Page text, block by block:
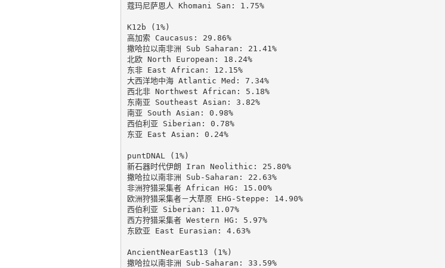
蔻玛尼萨恩人 Khomani San: 1.75%
K12b (1%)
高加索 Caucasus: 29.86%
撒哈拉以南非洲 Sub Saharan: 21.41%
北欧 North European: 18.24%
东非 East African: 12.15%
大西洋地中海 Atlantic Med: 7.34%
西北非 Northwest African: 5.18%
东南亚 Southeast Asian: 3.82%
南亚 South Asian: 0.98%
西伯利亚 Siberian: 0.78%
东亚 East Asian: 0.24%
puntDNAL (1%)
新石器时代伊朗 Iran Neolithic: 25.80%
撒哈拉以南非洲 Sub-Saharan: 22.63%
非洲狩猎采集者 African HG: 15.00%
欧洲狩猎采集者－大草原 EHG-Steppe: 14.90%
西伯利亚 Siberian: 11.07%
西方狩猎采集者 Western HG: 5.97%
东欧亚 East Eurasian: 4.63%
AncientNearEast13 (1%)
撒哈拉以南非洲 Sub-Saharan: 33.59%